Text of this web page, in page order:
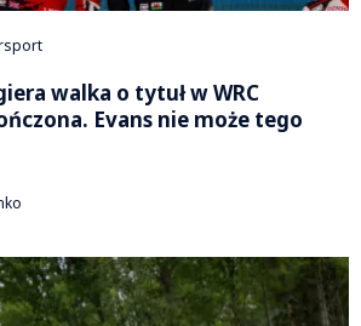
walka o tytuł w WRC
Evans nie może tego